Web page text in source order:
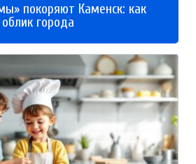
покоряют Каменск: как
города